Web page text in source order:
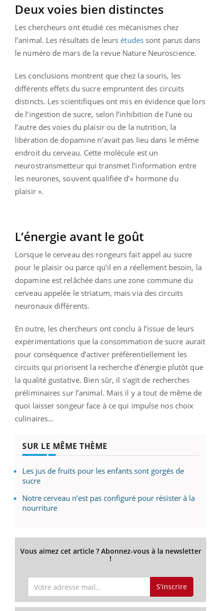
Deux voies bien distinctes
Les chercheurs ont étudié ces mécanismes chez
l’animal. Les résultats de leursétudessont parus dans
le numéro de mars de la revue Nature Neuroscience.
Les conclusions montrent que chez la souris, les
différents effets du sucre empruntent des circuits
distincts. Les scientifiques ont mis en évidence que lors
de l’ingestion de sucre, selon l’inhibition de l’une ou
l’autre des voies du plaisir ou de la nutrition, la
libération de dopamine n’avait pas lieu dans le même
endroit du cerveau. Cette molécule est un
neurostransmetteur qui transmet l’information entre
les neurones, souvent qualifiée d’« hormone du
plaisir ».
L’énergie avant le goût
Lorsque le cerveau des rongeurs fait appel au sucre
pour le plaisir ou parce qu’il en a réellement besoin, la
dopamine est relâchée dans une zone commune du
cerveau appelée le striatum, mais via des circuits
neuronaux différents.
En outre, les chercheurs ont conclu à l’issue de leurs
expérimentations que la consommation de sucre aurait
pour conséquence d’activer préférentiellement les
circuits qui priorisent la recherche d’énergie plutôt que
la qualité gustative. Bien sûr, il s’agit de recherches
préliminaires sur l’animal. Mais il y a tout de même de
quoi laisser songeur face à ce qui impulse nos choix
culinaires…
SUR LE MÊME THÈME
Les jus de fruits pour les enfants sont gorgés de
sucre
Notre cerveau n’est pas configuré pour résister à la
nourriture
Vous aimez cet article ? Abonnez-vous à la newsletter
!
S'inscrire